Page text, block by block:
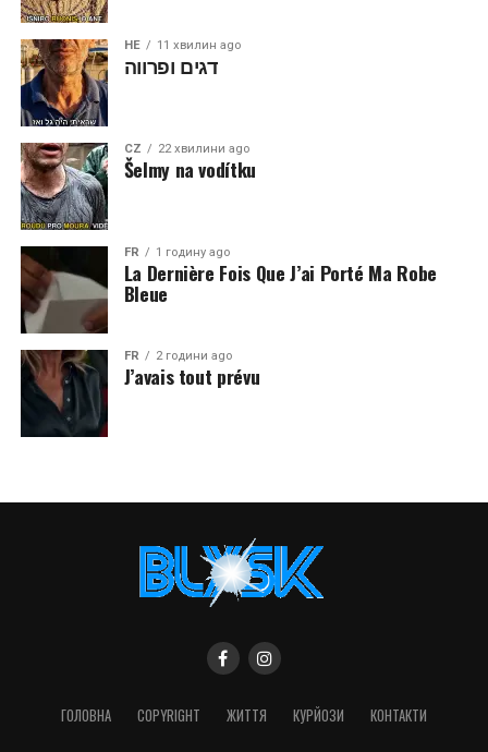
HE 11 хвилин ago
דגים ופרווה
CZ 22 хвилини ago
Šelmy na vodítku
FR 1 годину ago
La Dernière Fois Que J’ai Porté Ma Robe
Bleue
FR 2 години ago
J’avais tout prévu
ГОЛОВНА COPYRIGHT ЖИТТЯ КУРЙОЗИ КОНТАКТИ